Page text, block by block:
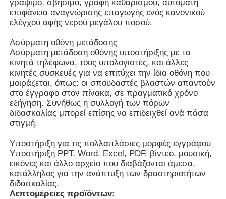
Διαλογικό whiteboard IR
Ευφυής πίνακας
Διαλογική επίπεδη οθόνη διασκέψεων
γράψιμο, σβήσιμο, γραφή καθαρισμού, αυτόματη
επιφάνεια αναγνώρισης επαγωγής ενός κανονικού
ελέγχου αφής νερού μεγάλου ποσού.
Ασύρματη οθόνη μετάδοσης
Ασύρματη μετάδοση οθόνης υποστήριξης με τα
κινητά τηλέφωνα, τους υπολογιστές, και άλλες
κινητές συσκευές για να επιτύχει την ίδια οθόνη που
μοιράζεται, όπως: οι σπουδαστές βλαστών απαντούν
στο έγγραφο στον πίνακα, σε πραγματικό χρόνο
εξήγηση. Συνήθως η συλλογή των πόρων
διδασκαλίας μπορεί επίσης να επιδειχθεί ανά πάσα
στιγμή.
Υποστήριξη για τις πολλαπλάσιες μορφές εγγράφου
Υποστήριξη PPT, Word, Excel, PDF, βίντεο, μουσική,
εικόνες και άλλο αρχείο που διαβάζονται άμεσα,
κατάλληλος για την ανάπτυξη των δραστηριοτήτων
διδασκαλίας.
Λεπτομέρειες προϊόντων: